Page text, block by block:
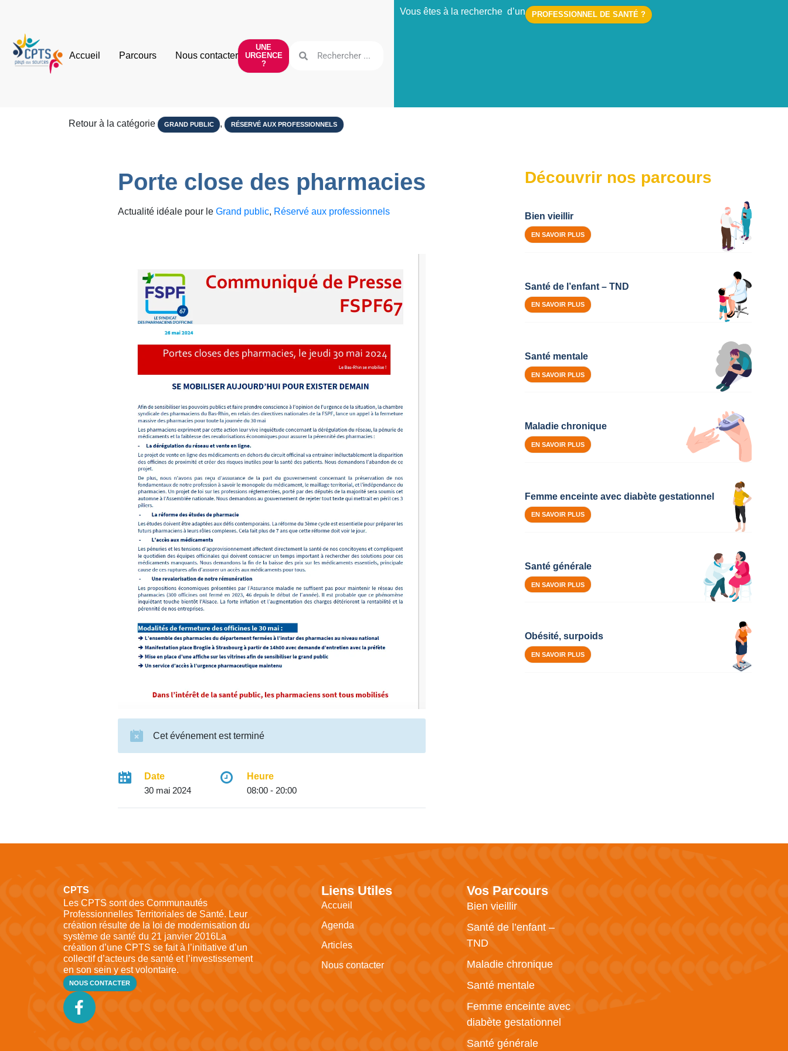
Accueil Parcours Nous contacter
UNE
URGENCE
?
Vous êtes à la recherche d’un PROFESSIONNEL DE SANTÉ ?
Retour à la catégorie GRAND PUBLIC , RÉSERVÉ AUX PROFESSIONNELS
Porte close des pharmacies
Actualité idéale pour le Grand public, Réservé aux professionnels
Cet événement est terminé
Date
30 mai 2024
Heure
08:00 - 20:00
Découvrir nos parcours
Bien vieillir
EN SAVOIR PLUS
Santé de l’enfant – TND
EN SAVOIR PLUS
Santé mentale
EN SAVOIR PLUS
Maladie chronique
EN SAVOIR PLUS
Femme enceinte avec diabète gestationnel
EN SAVOIR PLUS
Santé générale
EN SAVOIR PLUS
Obésité, surpoids
EN SAVOIR PLUS
CPTS
Les CPTS sont des Communautés
Professionnelles Territoriales de Santé. Leur
création résulte de la loi de modernisation du
système de santé du 21 janvier 2016La
création d’une CPTS se fait à l’initiative d’un
collectif d’acteurs de santé et l’investissement
en son sein y est volontaire.
NOUS CONTACTER
Liens Utiles
Accueil
Agenda
Articles
Nous contacter
Vos Parcours
Bien vieillir
Santé de l’enfant –
TND
Maladie chronique
Santé mentale
Femme enceinte avec
diabète gestationnel
Santé générale